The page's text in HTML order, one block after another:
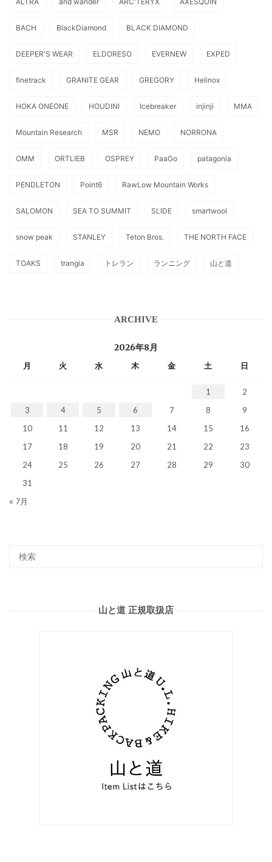
BACH BlackDiamond BLACK DIAMOND
DEEPER'S WEAR ELDORESO EVERNEW EXPED
finetrack GRANITE GEAR GREGORY Helinox
HOKA ONEONE HOUDINI Icebreaker injinji MMA
Mountain Research MSR NEMO NORRONA
OMM ORTLIEB OSPREY PaaGo patagonia
PENDLETON Point6 RawLow Mountain Works
SALOMON SEA TO SUMMIT SLIDE smartwool
snow peak STANLEY Teton Bros. THE NORTH FACE
TOAKS trangia トレラン ランニング 山と道
ARCHIVE
2026年8月
月 火 水 木 金 土 日
1
2
3
4 5 6 7 8
9
10
11 12 13 14 15
16
17
18 19 20 21 22
23
24
25 26 27 28 29
30
31
« 7月
山と道 正規取扱店